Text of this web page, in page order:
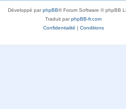
Développé parphpBB® Forum Software © phpBB
Traduit parphpBB-fr.com
Confidentialité | Conditions